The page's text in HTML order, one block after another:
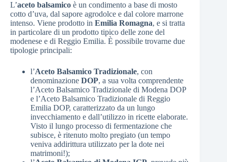
L’aceto balsamico è un condimento a base di mosto
cotto d’uva, dal sapore agrodolce e dal colore marrone
intenso. Viene prodotto in Emilia Romagna, e si tratta
in particolare di un prodotto tipico delle zone del
modenese e di Reggio Emilia. È possibile trovarne due
tipologie principali:
l’Aceto Balsamico Tradizionale, con
denominazione DOP, a sua volta comprendente
l’Aceto Balsamico Tradizionale di Modena DOP
e l’Aceto Balsamico Tradizionale di Reggio
Emilia DOP, caratterizzato da un lungo
invecchiamento e dall’utilizzo in ricette elaborate.
Visto il lungo processo di fermentazione che
subisce, è ritenuto molto pregiato (un tempo
veniva addirittura utilizzato per la dote nei
matrimoni!);